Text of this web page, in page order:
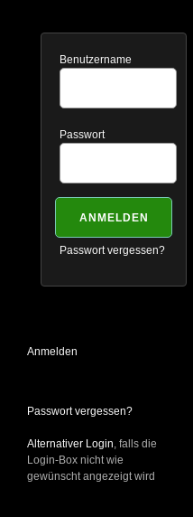
Benutzername
Passwort
Passwort vergessen?
Anmelden
Passwort vergessen?
Alternativer Login , falls die
Login-Box nicht wie
gewünscht angezeigt wird